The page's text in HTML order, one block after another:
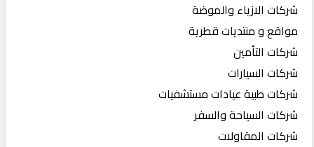
شركات الازياء والموضة
مواقع و منتديات قطرية
شركات التأمين
شركات السيارات
شركات طبية عيادات مستشفيات
شركات السياحة والسفر
شركات المقاولات